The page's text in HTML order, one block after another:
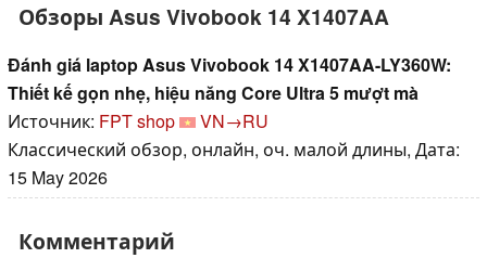
Обзоры Asus Vivobook 14 X1407AA
Đánh giá laptop Asus Vivobook 14 X1407AA-LY360W:
Thiết kế gọn nhẹ, hiệu năng Core Ultra 5 mượt mà
Источник: FPT shop
VN→RU
Классический обзор, онлайн, оч. малой длины, Дата:
15 May 2026
Комментарий